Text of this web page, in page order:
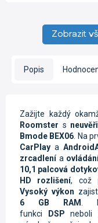
Zobrazit
Popis
Zažijte každý
Roomster s
Bmode BEX06 . Na
CarPlay a
zrcadlenía
10,1 palcová
HD rozlišení, což
Vysoký výkon
6 GB RAM
.
funkci
DSP neboli